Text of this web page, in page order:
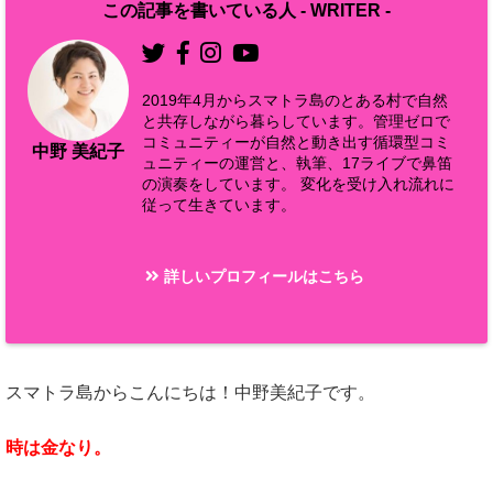
この記事を書いている人 - WRITER -
中野 美紀子
2019年4月からスマトラ島のとある村で自然
と共存しながら暮らしています。管理ゼロで
コミュニティーが自然と動き出す循環型コミ
ュニティーの運営と、執筆、17ライブで鼻笛
の演奏をしています。 変化を受け入れ流れに
従って生きています。
詳しいプロフィールはこちら
スマトラ島からこんにちは！中野美紀子です。
時は金なり。